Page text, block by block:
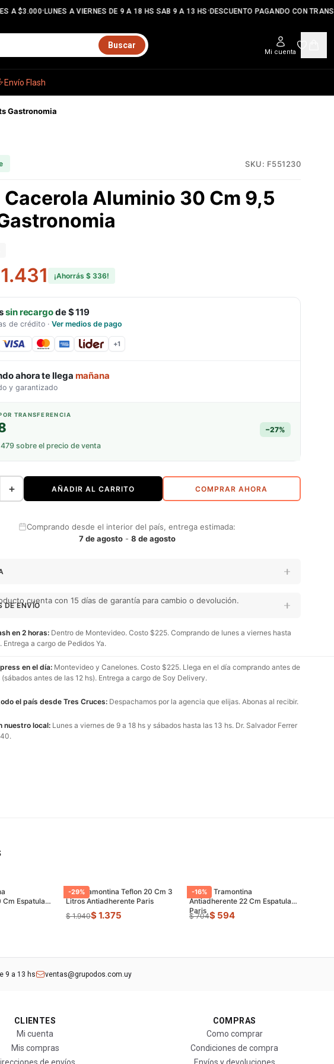
A $3.000•LUNES A VIERNES DE 9 A 18 HS SAB 9 A 13 HS•DESCUENTO PAGANDO CON
Buscar
Mi cuenta
Envío Flash
Gastronomia
SKU: F551230
Cacerola Aluminio 30 Cm 9,5
¡Ahorrás $ 336!
sin recargode$ 119
de crédito · Ver medios de pago
+1
ahora te llega mañana
y garantizado
TRANSFERENCIA
−27%
sobre el precio de venta
+ AÑADIR AL CARRITO COMPRAR AHORA
Comprando desde el interior del país, entrega estimada:
7 de agosto- 8 de agosto
cuenta con 15 días de garantía para cambio o devolución.
DE ENVÍO
en 2 horas: Dentro de Montevideo. Costo $225. Comprando de lunes a viernes hasta
Entrega a cargo de Pedidos Ya.
en el día: Montevideo y Canelones. Costo $225. Llega en el día comprando antes de
(sábados antes de las 12 hs). Entrega a cargo de Soy Delivery.
el país desde Tres Cruces: Despachamos por la agencia que elijas. Abonas al recibir.
nuestro local: Lunes a viernes de 9 a 18 hs y sábados hasta las 13 hs. Dr. Salvador Ferrer
Espatula
-29%
Olla Tramontina Teflon 20 Cm 3
Litros Antiadherente Paris
$ 1.940$ 1.375
-16%
Sarten Tramontina
Antiadherente 22 Cm Espatula
Paris
$ 704$ 594
9 a 13 hs ventas@grupodos.com.uy
CLIENTES
Mi cuenta
Mis compras
COMPRAS
Como comprar
Condiciones de compra